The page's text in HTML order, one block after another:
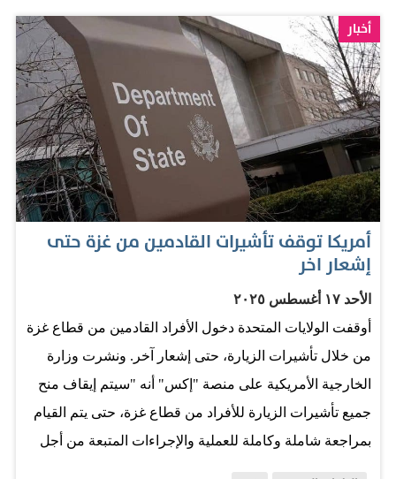
لمسؤولين، فإن المصوّر حسام المصري أحد الصحفيين الذين
قُتلوا في الغارات، وهو متعاقد مع رويترز. وأضافوا أن المصور
حاتم خالد، وهو أيضاً متعاقد مع رويترز، أصيب. جريمة موثقة
بالكاميرات من جهتها، أكّدت قناة «الجزيرة»، الاثنين، مقتل
مصوّرها الصحفي محمد سلامة في غارة إسرائيلية في قطاع
غزة، بعد نحو أسبوعين من مقتل صحفيين آخرين عاملين في
القناة في ضربة مماثلة. وأفادت القناة على حسابها على
منصة «إكس» بمقتل مصور الجزيرة محمد سلامة،
والمصورين حسام المصري ومعاذ أبو طه والصحفية مريم أبو
دقة، في قصف إسرائيلي على مجمع ناصر الطبي في خان
يونس. وقال الجيش الإسرائيلي، إنه «يتحقّق» من الأمر. وثقت
الكاميرات جريمة مقتل الصحفيين على الهواء مباشرة، حيث
يظهر في فيديو متداول مجموعة من الصحفيين والمسعفين
تهرع إلى مستشفى ناصر بعد قصف الطابق الرابع منه، لتبدأ
عمليات انتشال الضحايا والجرحى، لكنهم…
أخبار
أمريكا توقف تأشيرات القادمين من غزة حتى
إشعار اخر
الأحد ١٧ أغسطس ٢٠٢٥
أوقفت الولايات المتحدة دخول الأفراد القادمين من قطاع غزة
من خلال تأشيرات الزيارة، حتى إشعار آخر. ونشرت وزارة
الخارجية الأمريكية على منصة "إكس" أنه "سيتم إيقاف منح
جميع تأشيرات الزيارة للأفراد من قطاع غزة، حتى يتم القيام
بمراجعة شاملة وكاملة للعملية والإجراءات المتبعة من أجل